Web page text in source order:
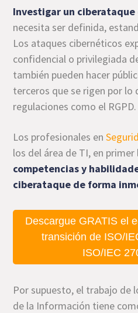
Investigar un ciberataque
necesita ser definida,
Los ataques cibernéticos
confidencial o privilegiada
también pueden hacer
terceros que se rigen por lo
regulaciones como el RGPD.
Los profesionales en
los del área de TI, en primer
competencias y
ciberataque de forma
Descargue GRATIS el
transición de ISO/
ISO/IEC
Por supuesto, el trabajo de
de la Información tiene